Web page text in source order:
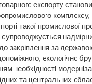
експорту
такої промислової
супроводжується
закріплення за
екологічно
необхідності
та центральних